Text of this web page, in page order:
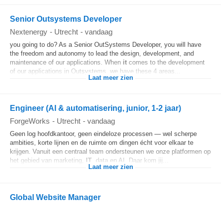
Senior Outsystems Developer
Nextenergy - Utrecht - vandaag
you going to do? As a Senior OutSystems Developer, you will have
the freedom and autonomy to lead the design, development, and
maintenance of our applications. When it comes to the development
of our applications in Outsystems, we have these 4 areas...
Laat meer zien
Engineer (AI & automatisering, junior, 1-2 jaar)
ForgeWorks - Utrecht - vandaag
Geen log hoofdkantoor, geen eindeloze processen — wel scherpe
ambities, korte lijnen en de ruimte om dingen écht voor elkaar te
krijgen. Vanuit een centraal team ondersteunen we onze platformen op
het gebied van marketing, IT , data en AI. Daar kom jij...
Laat meer zien
Global Website Manager